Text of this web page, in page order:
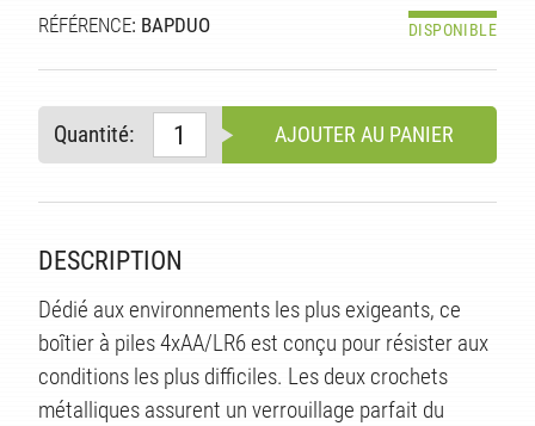
RÉFÉRENCE: BAPDUO DISPONIBLE
Quantité: AJOUTER AU PANIER
DESCRIPTION
Dédié aux environnements les plus exigeants, ce
boîtier à piles 4xAA/LR6 est conçu pour résister aux
conditions les plus difficiles. Les deux crochets
métalliques assurent un verrouillage parfait du